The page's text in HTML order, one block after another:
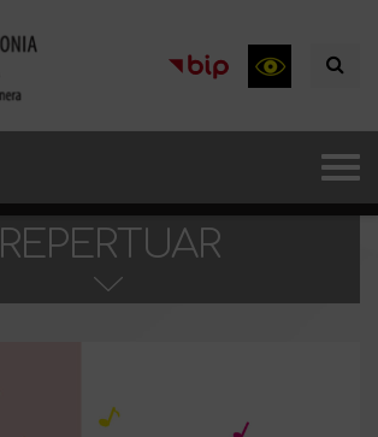
REPERTUAR